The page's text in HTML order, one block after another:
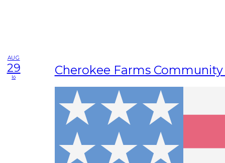
AUG
29
lö Cherokee Farms Community